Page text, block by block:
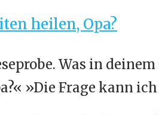
heilen, Opa?
Was in
»Die Frage kann